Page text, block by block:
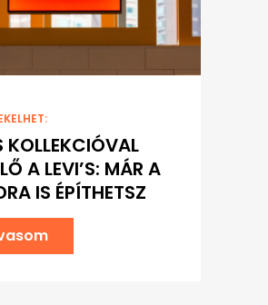
KOLLEKCIÓVAL
A LEVI’S: MÁR A
IS ÉPÍTHETSZ